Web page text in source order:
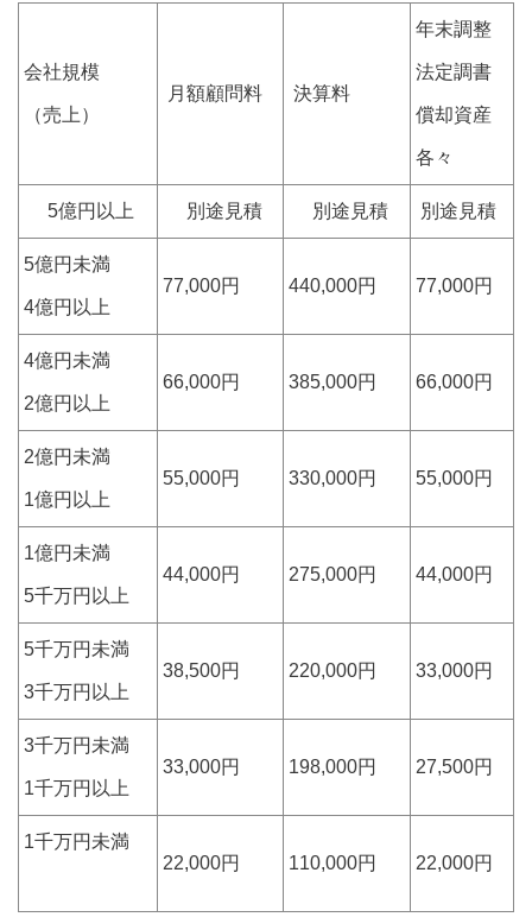
会社規模
（売上）
月額顧問料 決算料
年末調整
法定調書
償却資産
各々
5億円以上 別途見積 別途見積 別途見積
5億円未満
4億円以上
77,000円 440,000円 77,000円
4億円未満
2億円以上
66,000円 385,000円 66,000円
2億円未満
1億円以上
55,000円 330,000円 55,000円
1億円未満
5千万円以上
44,000円 275,000円 44,000円
5千万円未満
3千万円以上
38,500円 220,000円 33,000円
3千万円未満
1千万円以上
33,000円 198,000円 27,500円
1千万円未満
22,000円
110,000円 22,000円